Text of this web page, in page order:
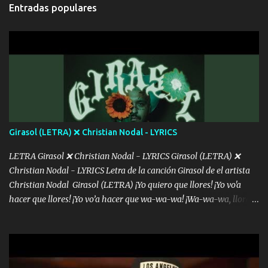
intentas rimar Pobre payaso que usa a todo el mundo pa' conectar
con la gente Dices "Latino Gang" pero pisas a to'a tu gente Pa’ dar
menos se prudente Hoy me sabe a mierda, traigo un Balvin en los
dientes Por falta de empatía le toca ser resiliente ¿Acaso eres
consciente de los followers que mueves? Parcerito, abre los ojos y
ve el poder que tienes Otro chiste malo son los nombres de tus
álbum's "José, vibras colores con la energía del diablo " ¿Si ...
Entradas populares
Girasol (LETRA) ❌ Christian Nodal - LYRICS
LETRA Girasol ❌ Christian Nodal - LYRICS Girasol (LETRA) ❌
Christian Nodal - LYRICS Letra de la canción Girasol de el artista
Christian Nodal Girasol (LETRA) ¡Yo quiero que llores! ¡Yo vo'a
hacer que llores! ¡Yo vo’a hacer que wa-wa-wa! ¡Wa-wa-wa, llores!
intentas rimar Pobre payaso que usa a todo el mundo pa' conectar